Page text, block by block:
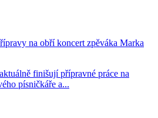
na obří koncert zpěváka Marka
finišují přípravné práce na
písničkáře a...